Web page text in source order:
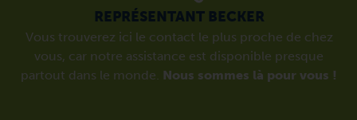
REPRÉSENTANT BECKER
Vous trouverez ici le contact le plus proche de chez
vous, car notre assistance est disponible presque
partout dans le monde. Nous sommes là pour vous !